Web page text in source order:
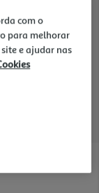
com o
para melhorar
e ajudar nas